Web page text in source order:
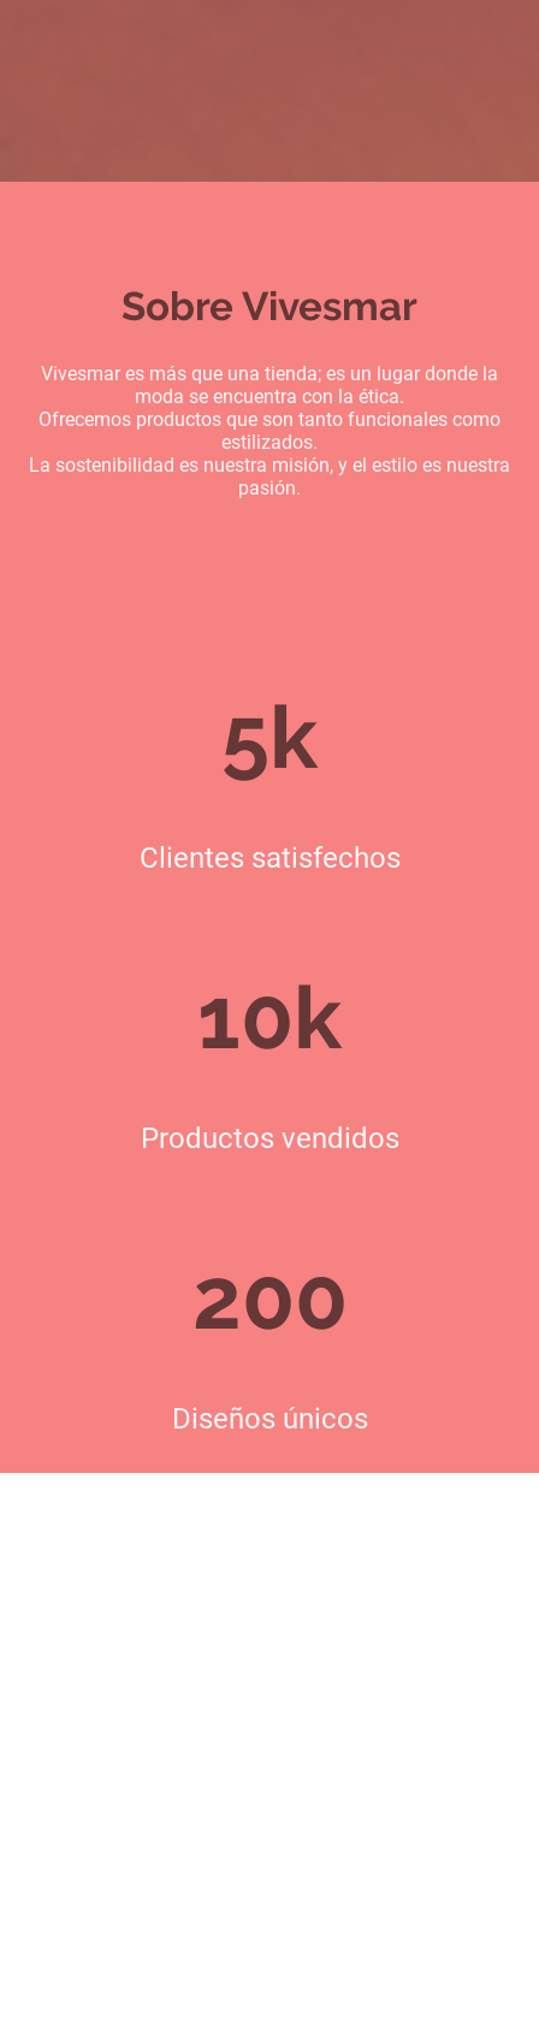
Sobre Vivesmar
Vivesmar es más que una tienda; es un lugar donde la
moda se encuentra con la ética.
Ofrecemos productos que son tanto funcionales como
estilizados.
La sostenibilidad es nuestra misión, y el estilo es nuestra
pasión.
5k
Clientes satisfechos
10k
Productos vendidos
200
Diseños únicos